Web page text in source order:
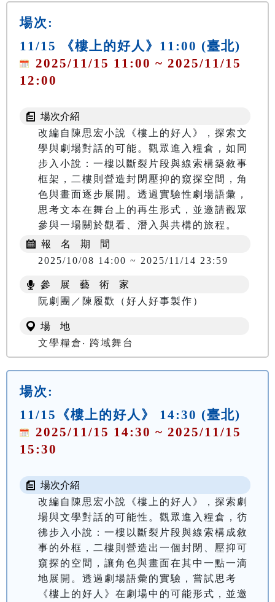
場次:
11/15 《樓上的好人》11:00 (臺北)
2025/11/15 11:00 ~ 2025/11/15
12:00
場次介紹
改編自陳思宏小說《樓上的好人》，探索文
學與劇場對話的可能。觀眾進入糧倉，如同
步入小說：一樓以斷裂片段與線索構築敘事
框架，二樓則營造封閉壓抑的窺探空間，角
色與畫面逐步展開。透過實驗性劇場語彙，
思考文本在舞台上的再生形式，並邀請觀眾
報 名 期 間
2025/10/08 14:00 ~ 2025/11/14 23:59
參 展 藝 術 家
阮劇團／陳履歡（好人好事製作）
場 地
文學糧倉‧ 跨域舞台
場次:
11/15《樓上的好人》 14:30 (臺北)
2025/11/15 14:30 ~ 2025/11/15
15:30
場次介紹
改編自陳思宏小說《樓上的好人》，探索劇
場與文學對話的可能性。觀眾進入糧倉，彷
彿步入小說：一樓以斷裂片段與線索構成敘
事的外框，二樓則營造出一個封閉、壓抑可
窺探的空間，讓角色與畫面在其中一點一滴
地展開。透過劇場語彙的實驗，嘗試思考
《樓上的好人》在劇場中的可能形式，並邀